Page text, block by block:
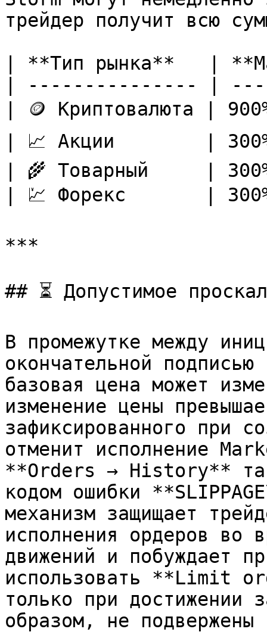
трейдер получит всю
| **Тип рынка**   |
| --------------- |
| 🪙 Криптовалюта |
| 📈 Акции        |
| 🌾 Товарный     |
| 💹 Форекс       |
***
## ⏳ Допустимое
В промежутке между
окончательной
базовая цена может
изменение цены
зафиксированного при
отменит исполнение
**Orders → History**
кодом ошибки
механизм защищает
исполнения ордеров во
движений и побуждает
использовать **Limit
только при достижении
образом, не подвержены